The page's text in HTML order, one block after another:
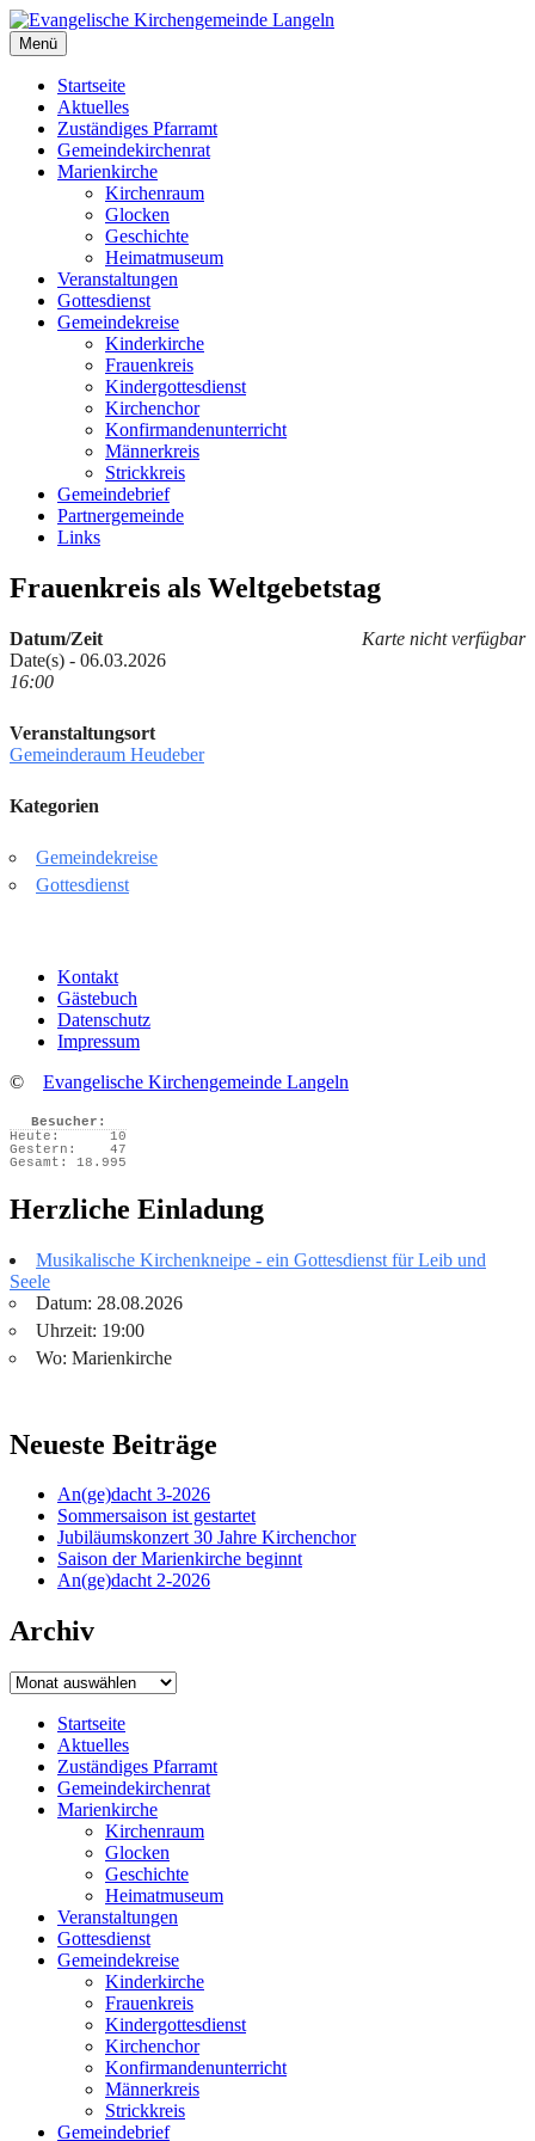
Zum
Inhalt
springen
Evangelische Kirchengemeinde Langeln
Evangelische Kirchengemeinde Langeln
Menü
Startseite
Aktuelles
Zuständiges Pfarramt
Gemeindekirchenrat
Marienkirche
Kirchenraum
Glocken
Geschichte
Heimatmuseum
Veranstaltungen
Gottesdienst
Gemeindekreise
Kinderkirche
Frauenkreis
Kindergottesdienst
Kirchenchor
Konfirmandenunterricht
Männerkreis
Strickkreis
Gemeindebrief
Partnergemeinde
Links
Frauenkreis als Weltgebetstag
Karte nicht verfügbar
Datum/Zeit
Date(s) - 06.03.2026
16:00
Veranstaltungsort
Gemeinderaum Heudeber
Kategorien
Gemeindekreise
Gottesdienst
Kontakt
Gästebuch
Datenschutz
Impressum
© Evangelische Kirchengemeinde Langeln
Besucher:
Heute:
10
Gestern:
47
Gesamt:
18.995
Herzliche Einladung
Musikalische Kirchenkneipe - ein Gottesdienst für Leib und
Seele
Datum: 28.08.2026
Uhrzeit: 19:00
Wo: Marienkirche
Neueste Beiträge
An(ge)dacht 3-2026
Sommersaison ist gestartet
Jubiläumskonzert 30 Jahre Kirchenchor
Saison der Marienkirche beginnt
An(ge)dacht 2-2026
Archiv
Archiv
Startseite
Aktuelles
Zuständiges Pfarramt
Gemeindekirchenrat
Marienkirche
Kirchenraum
Glocken
Geschichte
Heimatmuseum
Veranstaltungen
Gottesdienst
Gemeindekreise
Kinderkirche
Frauenkreis
Kindergottesdienst
Kirchenchor
Konfirmandenunterricht
Männerkreis
Strickkreis
Gemeindebrief